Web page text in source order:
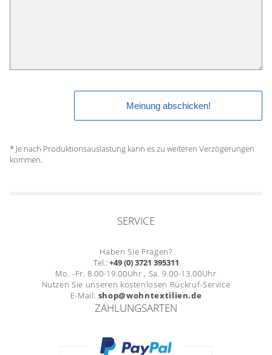
* Je nach Produktionsauslastung kann es zu weiteren Verzögerungen
kommen.
SERVICE
Haben Sie Fragen?
Tel.: +49 (0) 3721 395311
Mo. -Fr. 8.00-19.00Uhr , Sa. 9.00-13.00Uhr
Nutzen Sie unseren kostenlosen Rückruf-Service
E-Mail: shop@wohntextilien.de
ZAHLUNGSARTEN